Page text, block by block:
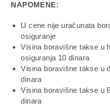
NAPOMENE:
U cene nije uračunata
osiguranje
Visina boravišne takse u
osiguranja 10 dinara
Visina boravišne takse u
dinara
Visina boravišne takse u
dinara